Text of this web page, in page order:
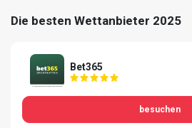
Die besten Wettanbieter 2025
Bet365
besuchen